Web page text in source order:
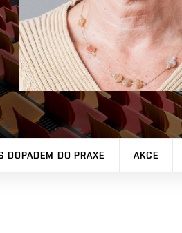
DOPADEM DO PRAXE AKCE